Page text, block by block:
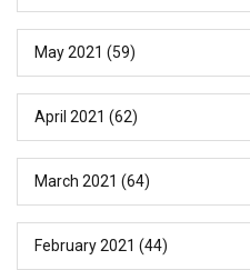
May 2021 (59)
April 2021 (62)
March 2021 (64)
February 2021 (44)